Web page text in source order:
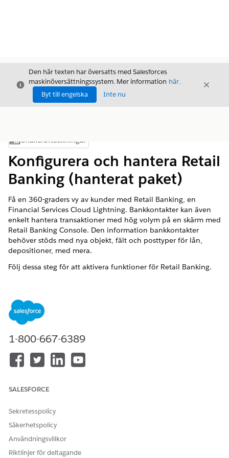
Stäng
Den här texten har översatts med Salesforces
maskinöversättningssystem. Mer information här.
Byt till engelska
Inte nu
Stäng
Visa innehållsförteckning
Innehållsförteckningar
Konfigurera och hantera Retail
Banking (hanterat paket)
Få en 360-graders vy av kunder med Retail Banking, en
Financial Services Cloud Lightning. Bankkontakter kan även
enkelt hantera transaktioner med hög volym på en skärm med
Retail Banking Console. Den information bankkontakter
behöver stöds med nya objekt, fält och posttyper för lån,
depositioner, med mera.
Följ dessa steg för att aktivera funktioner för Retail Banking.
Services Cloud.
Skapa en personlig bankprofil (hanterat paket)
Skapa en Personlig bankkontaktprofil för att definiera
behörigheter och inställningar för fältnivåsäkerhet för alla
Aktivera personliga bankprofilbehörigheter (hanterat
Aktivera behörigheter och fältnivåsäkerhetsinställningar
Tilldela behörighetsuppsättningen Teller-åtkomst
(hanterat paket)
Skapa en berättaranvändarprofil och en
berättaranvändare innan du tilldelar
1-800-667-6389
SALESFORCE
Sekretesspolicy
Säkerhetspolicy
Användningsvillkor
Riktlinjer för deltagande